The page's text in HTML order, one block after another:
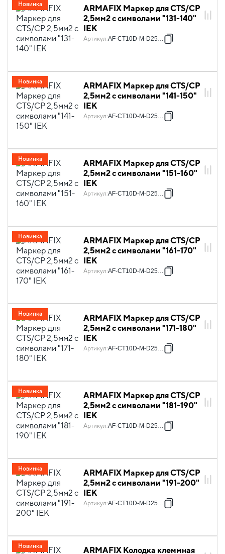
ARMAFIX Маркер для CTS/CP
2,5мм2 с символами "131-140"
IEK
Артикул:AF-CT10D-M-D25-14
Новинка
ARMAFIX Маркер для CTS/CP
2,5мм2 с символами "141-150"
IEK
Артикул:AF-CT10D-M-D25-15
Новинка
ARMAFIX Маркер для CTS/CP
2,5мм2 с символами "151-160"
IEK
Артикул:AF-CT10D-M-D25-16
Новинка
ARMAFIX Маркер для CTS/CP
2,5мм2 с символами "161-170"
IEK
Артикул:AF-CT10D-M-D25-17
Новинка
ARMAFIX Маркер для CTS/CP
2,5мм2 с символами "171-180"
IEK
Артикул:AF-CT10D-M-D25-18
Новинка
ARMAFIX Маркер для CTS/CP
2,5мм2 с символами "181-190"
IEK
Артикул:AF-CT10D-M-D25-19
Новинка
ARMAFIX Маркер для CTS/CP
2,5мм2 с символами "191-200"
IEK
Артикул:AF-CT10D-M-D25-20
Новинка
ARMAFIX Колодка клеммная
Новинка